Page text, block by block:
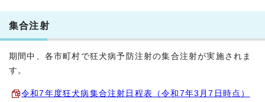
集合注射
期間中、各市町村で狂犬病予防注射の集合注射が実施されま
す。
令和7年度狂犬病集合注射日程表（令和7年3月7日時点）